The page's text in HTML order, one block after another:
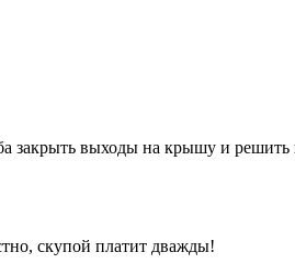
выходы на крышу и решить
скупой платит дважды!